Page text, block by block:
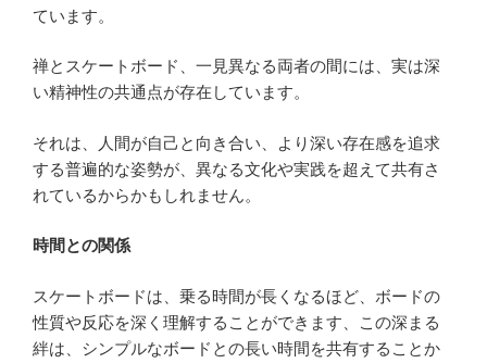
ています。
禅とスケートボード、一見異なる両者の間には、実は深
い精神性の共通点が存在しています。
それは、人間が自己と向き合い、より深い存在感を追求
する普遍的な姿勢が、異なる文化や実践を超えて共有さ
れているからかもしれません。
時間との関係
スケートボードは、乗る時間が長くなるほど、ボードの
性質や反応を深く理解することができます、この深まる
絆は、シンプルなボードとの長い時間を共有することか